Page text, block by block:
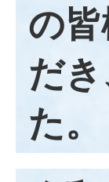
の
だ
た。